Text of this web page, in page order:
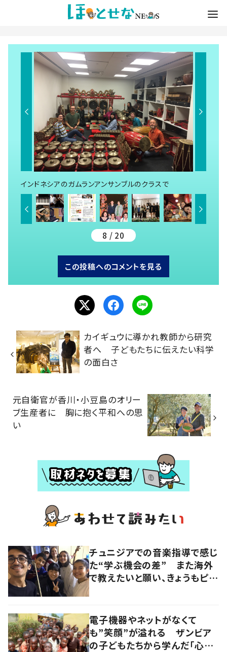
インドネシアのガムランアンサンブルのクラスで
8 / 20
この投稿へのコメントを見る
カイギュウに導かれ教師から研究
者へ 子どもたちに伝えたい科学
の面白さ
元自衛官が香川・小豆島のオリー
ブ生産者に 胸に抱く平和への思
い
チュニジアでの音楽指導で感じ
た“学ぶ機会の差” また海外
で教えたいと願い、きょうもピア
電子機器やネットがなくて
も”笑顔”が溢れる ザンビア
の子どもたちから学んだ「心の